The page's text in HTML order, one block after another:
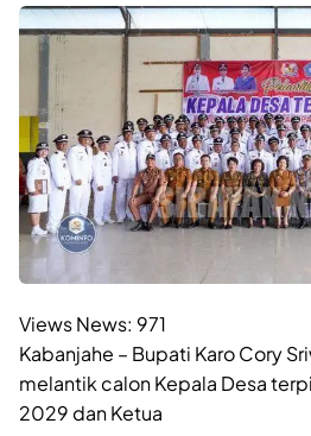
Views News: 971
Kabanjahe – Bupati Karo Cory
melantik calon Kepala Desa
2029 dan Ketua